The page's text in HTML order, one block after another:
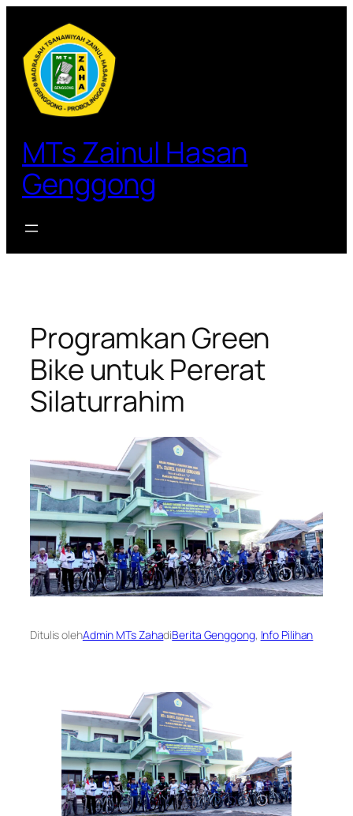
konten
MTs Zainul Hasan
Genggong
Programkan Green
Bike untuk Pererat
Silaturrahim
Ditulis olehAdmin MTs ZahadiBerita Genggong, Info Pilihan